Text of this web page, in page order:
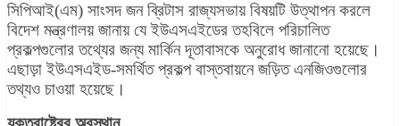
সিপিআই(এম) সাংসদ জন ব্রিটাস রাজ্যসভায় বিষয়টি উত্থাপন করলে
বিদেশ মন্ত্রণালয় জানায় যে ইউএসএইডের তহবিলে পরিচালিত
প্রকল্পগুলোর তথ্যের জন্য মার্কিন দূতাবাসকে অনুরোধ জানানো হয়েছে।
এছাড়া ইউএসএইড-সমর্থিত প্রকল্প বাস্তবায়নে জড়িত এনজিওগুলোর
তথ্যও চাওয়া হয়েছে।